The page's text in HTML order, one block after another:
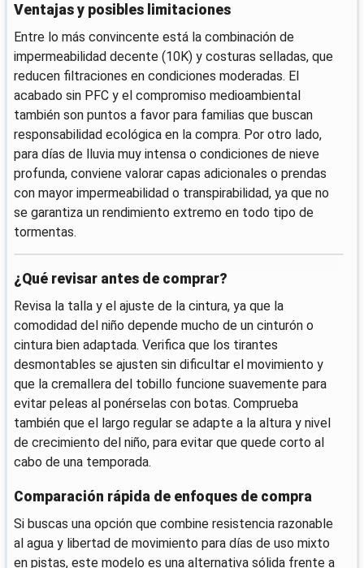
Ventajas y posibles limitaciones
Entre lo más convincente está la combinación de
impermeabilidad decente (10K) y costuras selladas, que
reducen filtraciones en condiciones moderadas. El
acabado sin PFC y el compromiso medioambiental
también son puntos a favor para familias que buscan
responsabilidad ecológica en la compra. Por otro lado,
para días de lluvia muy intensa o condiciones de nieve
profunda, conviene valorar capas adicionales o prendas
con mayor impermeabilidad o transpirabilidad, ya que no
se garantiza un rendimiento extremo en todo tipo de
tormentas.
¿Qué revisar antes de comprar?
Revisa la talla y el ajuste de la cintura, ya que la
comodidad del niño depende mucho de un cinturón o
cintura bien adaptada. Verifica que los tirantes
desmontables se ajusten sin dificultar el movimiento y
que la cremallera del tobillo funcione suavemente para
evitar peleas al ponérselas con botas. Comprueba
también que el largo regular se adapte a la altura y nivel
de crecimiento del niño, para evitar que quede corto al
cabo de una temporada.
Comparación rápida de enfoques de compra
Si buscas una opción que combine resistencia razonable
al agua y libertad de movimiento para días de uso mixto
en pistas, este modelo es una alternativa sólida frente a